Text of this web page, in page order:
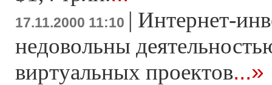
17.11.2000 11:10 | Интернет-
недовольны
виртуальных проектов...»